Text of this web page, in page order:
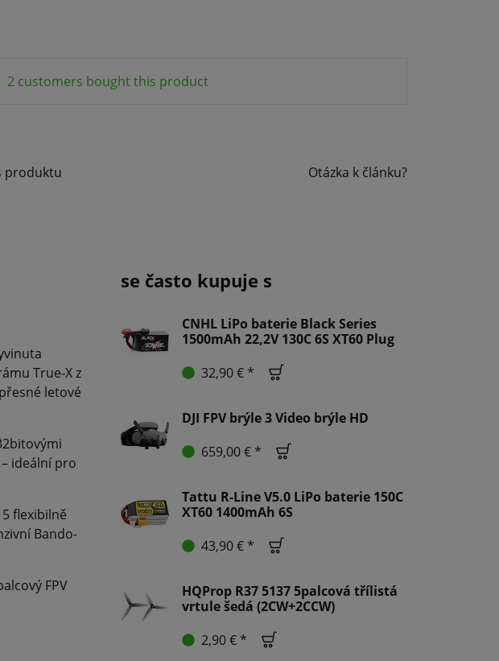
2 customers bought this product
produktu Otázka k článku?
True-X z
letové
ideální pro
flexibilně
Bando-
FPV
se často kupuje s
CNHL LiPo baterie Black Series
1500mAh 22,2V 130C 6S XT60 Plug
32,90 € *
DJI FPV brýle 3 Video brýle HD
659,00 € *
Tattu R-Line V5.0 LiPo baterie 150C
XT60 1400mAh 6S
43,90 € *
HQProp R37 5137 5palcová třílistá
vrtule šedá (2CW+2CCW)
2,90 € *